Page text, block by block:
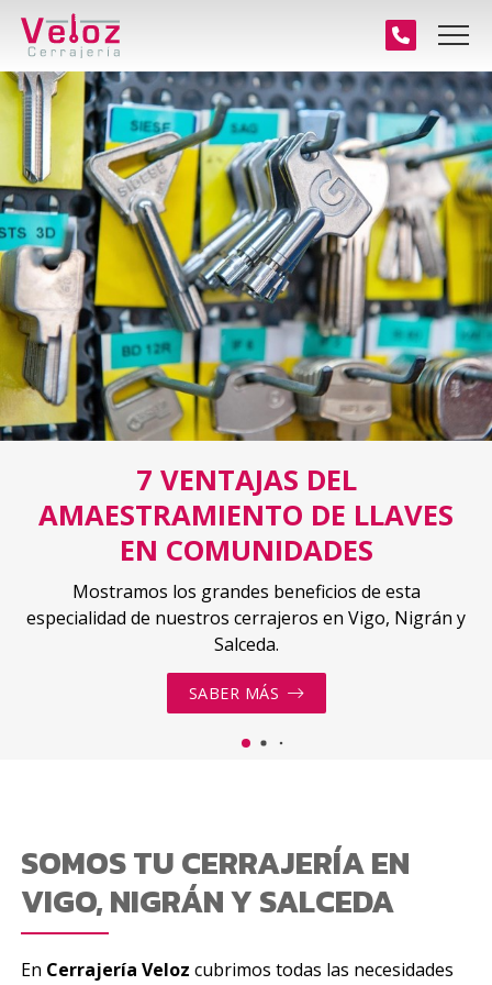
7 VENTAJAS DEL
AMAESTRAMIENTO DE LLAVES
EN COMUNIDADES
Mostramos los grandes beneficios de esta
especialidad de nuestros cerrajeros en Vigo, Nigrán y
Salceda.
SABER MÁS
SOMOS TU CERRAJERÍA EN
VIGO, NIGRÁN Y SALCEDA
En Cerrajería Veloz cubrimos todas las necesidades